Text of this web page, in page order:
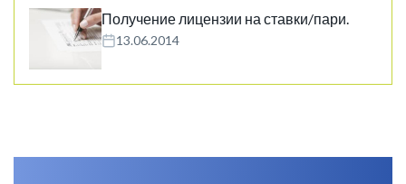
Получение лицензии на ставки/пари.
13.06.2014